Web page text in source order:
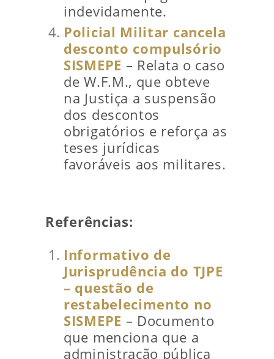
indevidamente.
Policial Militar cancela
desconto compulsório
SISMEPE – Relata o caso
de W.F.M., que obteve
na Justiça a suspensão
dos descontos
obrigatórios e reforça as
teses jurídicas
favoráveis aos militares.
Referências:
Informativo de
Jurisprudência do TJPE
– questão de
restabelecimento no
SISMEPE – Documento
que menciona que a
administração pública